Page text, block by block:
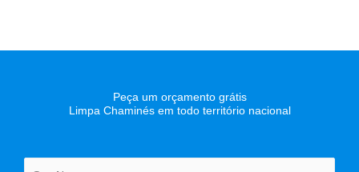
Peça um orçamento grátis
Limpa Chaminés em todo território nacional